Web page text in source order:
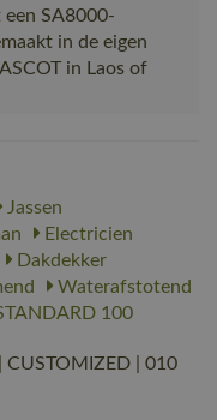
SA8000-
in de eigen
in Laos of
Jassen
Electricien
Dakdekker
Waterafstotend
100
| 010